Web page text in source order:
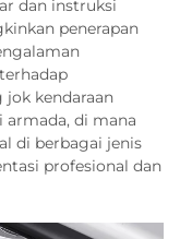
dan instruksi
penerapan
kendaraan
di mana
di berbagai jenis
profesional dan